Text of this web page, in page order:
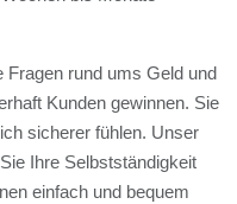
rund ums Geld und
Kunden gewinnen. Sie
sicherer fühlen. Unser
Ihre Selbstständigkeit
einfach und bequem